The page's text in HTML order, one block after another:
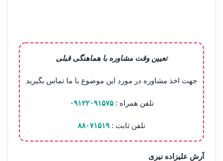
تعیین وقت مشاوره با هماهنگی قبلی
جهت اخذ مشاوره در مورد این موضوع با ما تماس بگیرید
تلفن همراه :۰۹۱۲۲۰۹۱۵۷۵
تلفن ثابت : ۸۸۰۷۱۵۱۹
آرش علیزاده نیری